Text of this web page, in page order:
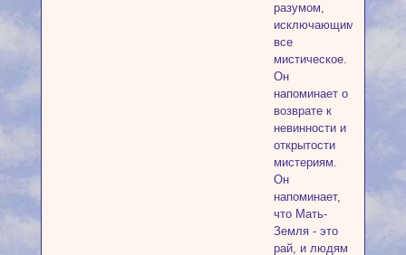
разумом,
исключающим
все
мистическое.
Он
напоминает о
возврате к
невинности и
открытости
мистериям.
Он
напоминает,
что Мать-
Земля - это
рай, и людям